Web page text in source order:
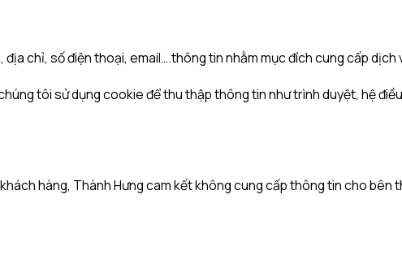
chỉ, số điện thoại, email….thông tin nhằm mục đích cung cấp dịch
tôi sử dụng cookie để thu thập thông tin như trình duyệt, hệ
hàng, Thành Hưng cam kết không cung cấp thông tin cho bên